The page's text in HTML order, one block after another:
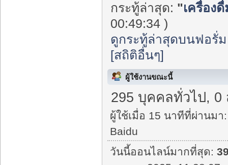
กระทู้ล่าสุด: "เครื่อง
00:49:34 )
ดูกระทู้ล่าสุดบนฟอรั่ม
[สถิติอื่นๆ]
ผู้ใช้งานขณะนี้
295 บุคคลทั่วไป, 0
ผู้ใช้เมื่อ 15 นาทีที่ผ่านมา:
Baidu
วันนี้ออนไลน์มากที่สุด: